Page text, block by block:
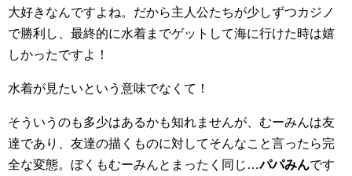
大好きなんですよね。だから主人公たちが少しずつカジノ
で勝利し、最終的に水着までゲットして海に行けた時は嬉
しかったですよ！
水着が見たいという意味でなくて！
そういうのも多少はあるかも知れませんが、むーみんは友
達であり、友達の描くものに対してそんなこと言ったら完
全な変態。ぼくもむーみんとまったく同じ…パパみんです